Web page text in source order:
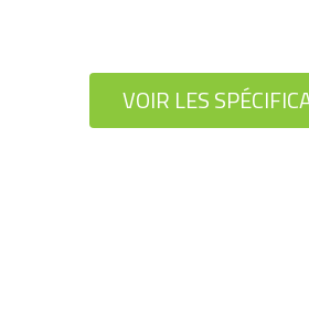
VOIR LES